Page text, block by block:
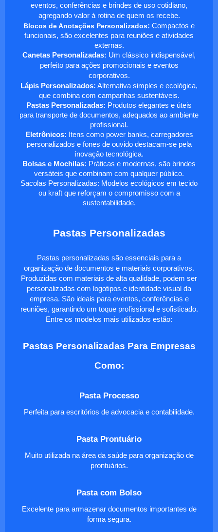
eventos, conferências e brindes de uso cotidiano,
agregando valor à rotina de quem os recebe.
Blocos de Anotações Personalizados: Compactos e
funcionais, são excelentes para reuniões e atividades
externas.
Canetas Personalizadas: Um clássico indispensável,
perfeito para ações promocionais e eventos
corporativos.
Lápis Personalizados: Alternativa simples e ecológica,
que combina com campanhas sustentáveis.
Pastas Personalizadas: Produtos elegantes e úteis
para transporte de documentos, adequados ao ambiente
profissional.
Eletrônicos: Itens como power banks, carregadores
personalizados e fones de ouvido destacam-se pela
inovação tecnológica.
Bolsas e Mochilas: Práticas e modernas, são brindes
versáteis que combinam com qualquer público.
Sacolas Personalizadas: Modelos ecológicos em tecido
ou kraft que reforçam o compromisso com a
sustentabilidade.
Pastas Personalizadas
Pastas personalizadas são essenciais para a
organização de documentos e materiais corporativos.
Produzidas com materiais de alta qualidade, podem ser
personalizadas com logotipos e identidade visual da
empresa. São ideais para eventos, conferências e
reuniões, garantindo um toque profissional e sofisticado.
Entre os modelos mais utilizados estão:
Pastas Personalizadas Para Empresas
Como:
Pasta Processo
Perfeita para escritórios de advocacia e contabilidade.
Pasta Prontuário
Muito utilizada na área da saúde para organização de
prontuários.
Pasta com Bolso
Excelente para armazenar documentos importantes de
forma segura.